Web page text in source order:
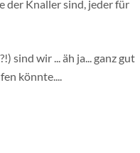
der Knaller sind, jeder für
sind wir ... äh ja... ganz gut
könnte....